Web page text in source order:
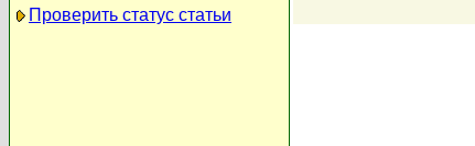
Проверить статус статьи